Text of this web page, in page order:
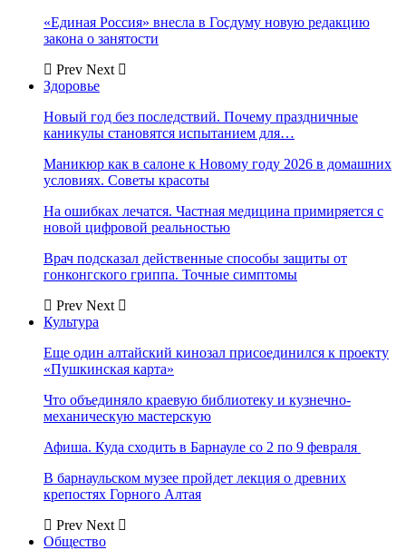
«Единая Россия» внесла в Госдуму новую редакцию
закона о занятости
Prev Next
Здоровье
Новый год без последствий. Почему праздничные
каникулы становятся испытанием для…
Маникюр как в салоне к Новому году 2026 в домашних
условиях. Советы красоты
На ошибках лечатся. Частная медицина примиряется с
новой цифровой реальностью
Врач подсказал действенные способы защиты от
гонконгского гриппа. Точные симптомы
Prev Next
Культура
Еще один алтайский кинозал присоединился к проекту
«Пушкинская карта»
Что объединяло краевую библиотеку и кузнечно-
механическую мастерскую
Афиша. Куда сходить в Барнауле со 2 по 9 февраля
В барнаульском музее пройдет лекция о древних
крепостях Горного Алтая
Prev Next
Общество